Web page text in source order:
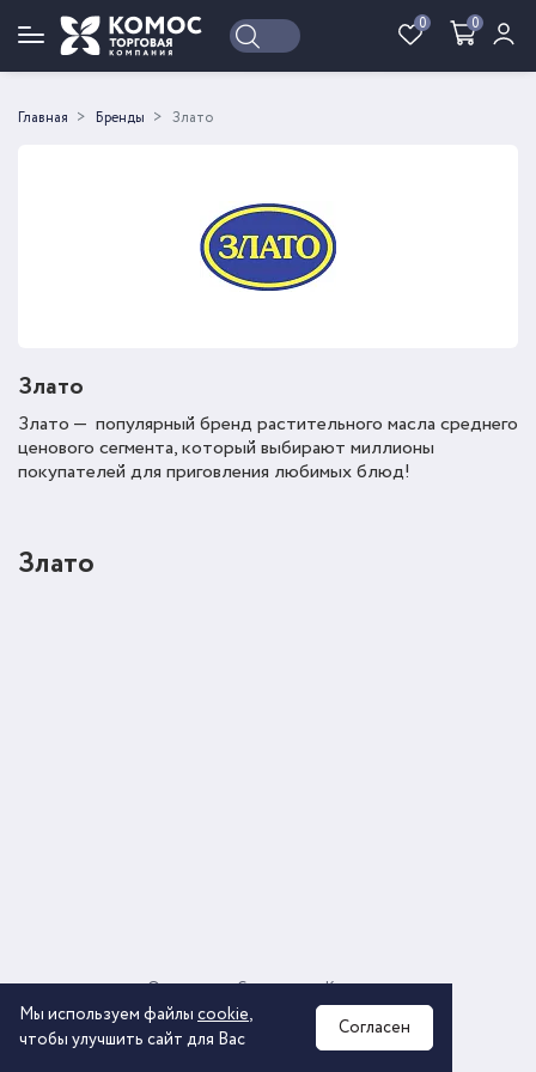
0 0
Войти Регистрация
Главная Бренды Злато
Злато
Злато — популярный бренд растительного масла среднего
ценового сегмента, который выбирают миллионы
покупателей для приговления любимых блюд!
Злато
2026 © ООО «КОМОС ГРУПП» «Торговая компания»
О компании Соглашение
Политика обработки персональных данных
Контакты
Мы используем файлы cookie,
чтобы улучшить сайт для Вас
Согласен